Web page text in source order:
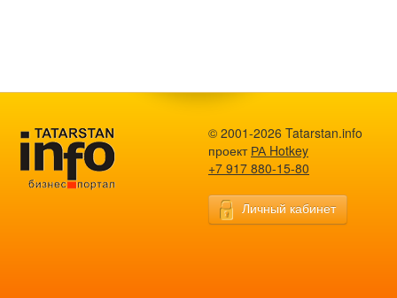
© 2001-2026 Tatarstan.info
проект РА Hotkey
+7 917 880-15-80
Личный кабинет